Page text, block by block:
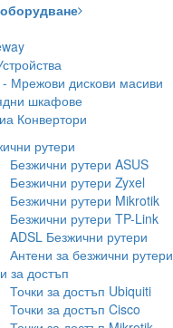
- Мрежови дискови масиви
шкафове
Конвертори
рутери
Безжични рутери ASUS
Безжични рутери Zyxel
Безжични рутери Mikrotik
Безжични рутери TP-Link
ADSL Безжични рутери
Антени за безжични рутери
за достъп
Точки за достъп Ubiquiti
Точки за достъп Cisco